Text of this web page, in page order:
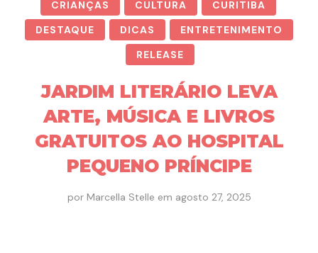
CRIANÇAS CULTURA
CURITIBA
DESTAQUE
DICAS
ENTRETENIMENTO
RELEASE
JARDIM LITERÁRIO LEVA
ARTE, MÚSICA E LIVROS
GRATUITOS AO HOSPITAL
PEQUENO PRÍNCIPE
por Marcella Stelle em agosto 27, 2025